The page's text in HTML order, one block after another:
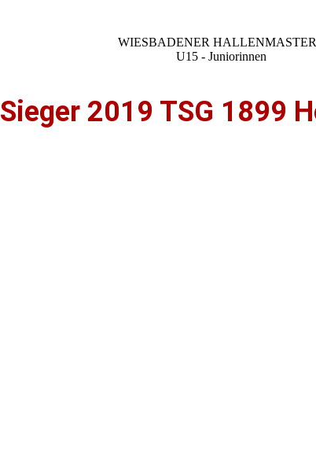
WIESBADENER
U15 - Juniorinnen
Sieger 2019 TSG 1899